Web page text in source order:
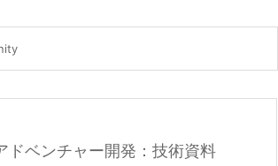

前へ
ドベンチャー開発：技術資料